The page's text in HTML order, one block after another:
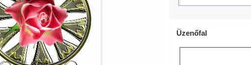
Üzenőfal